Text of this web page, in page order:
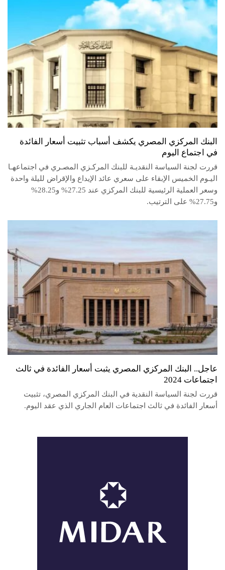
البنك المركزي المصري يكشف أسباب تثبيت أسعار الفائدة
في اجتماع اليوم
قررت لجنة السياسة النقديـة للبنك المركـزي المصـري في اجتماعهـا
اليـوم الخميس الإبقاء على سعري عائد الإيداع والإقراض لليلة واحدة
وسعر العملية الرئيسية للبنك المركزي عند 27.25% و28.25%
و27.75% على الترتيب.
عاجل.. البنك المركزي المصري يثبت أسعار الفائدة في ثالث
اجتماعات 2024
قررت لجنة السياسة النقدية في البنك المركزي المصري، تثبيت
أسعار الفائدة في ثالث اجتماعات العام الجاري الذي عقد اليوم.